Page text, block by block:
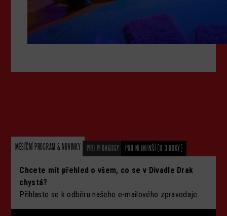
MĚSÍČNÍ PROGRAM & NOVINKY PRO PEDAGOGY PRO NEJMENŠÍ (0-3 ROKY)
Chcete mít přehled o všem, co se v Divadle Drak
chystá?
Přihlaste se k odběru našeho e-mailového zpravodaje.